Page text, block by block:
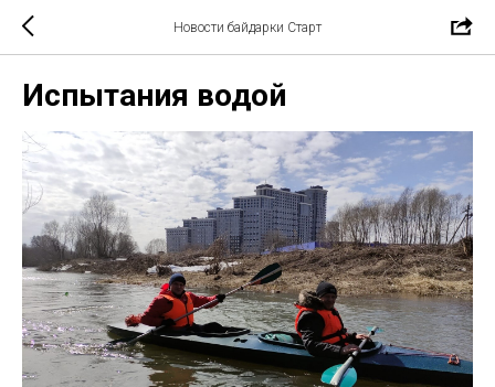
Новости байдарки Старт
Испытания водой